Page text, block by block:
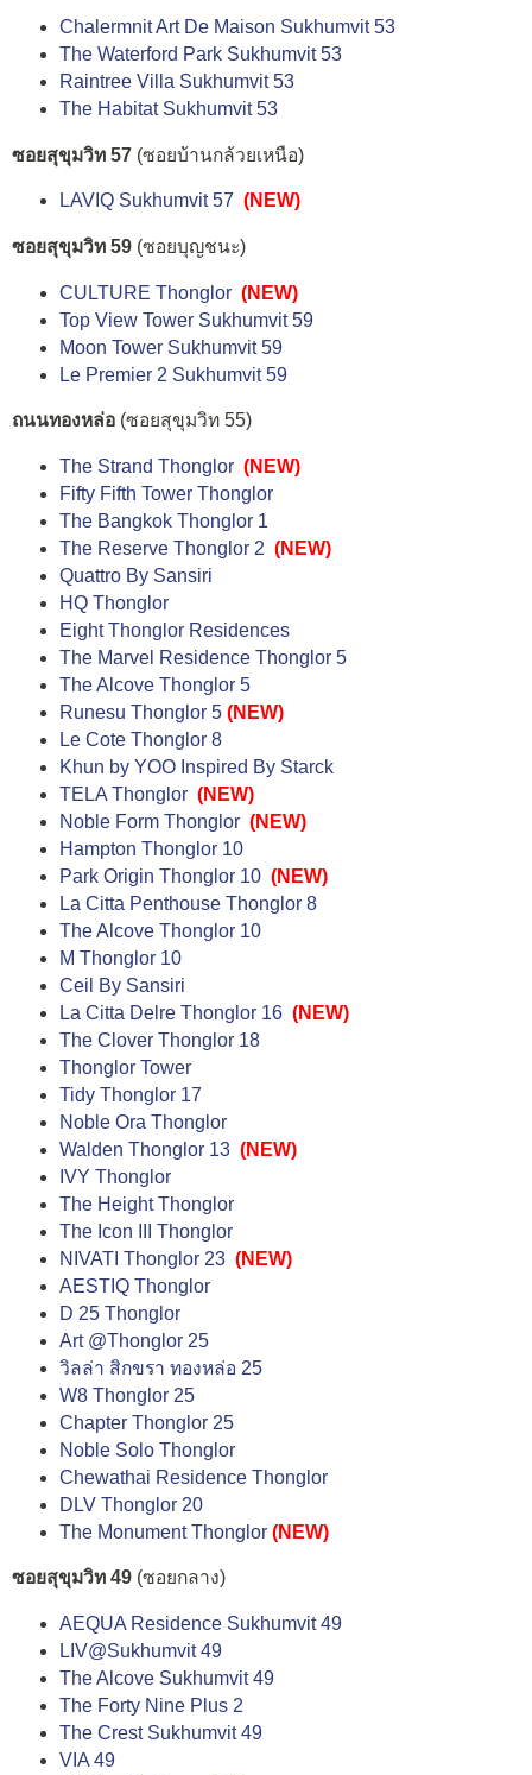
Chalermnit Art De Maison Sukhumvit 53
The Waterford Park Sukhumvit 53
Raintree Villa Sukhumvit 53
The Habitat Sukhumvit 53
ซอยสุขุมวิท 57 (ซอยบ้านกล้วยเหนือ)
LAVIQ Sukhumvit 57 (NEW)
ซอยสุขุมวิท 59 (ซอยบุญชนะ)
CULTURE Thonglor (NEW)
Top View Tower Sukhumvit 59
Moon Tower Sukhumvit 59
Le Premier 2 Sukhumvit 59
ถนนทองหล่อ (ซอยสุขุมวิท 55)
The Strand Thonglor (NEW)
Fifty Fifth Tower Thonglor
The Bangkok Thonglor 1
The Reserve Thonglor 2 (NEW)
Quattro By Sansiri
HQ Thonglor
Eight Thonglor Residences
The Marvel Residence Thonglor 5
The Alcove Thonglor 5
Runesu Thonglor 5 (NEW)
Le Cote Thonglor 8
Khun by YOO Inspired By Starck
TELA Thonglor (NEW)
Noble Form Thonglor (NEW)
Hampton Thonglor 10
Park Origin Thonglor 10 (NEW)
La Citta Penthouse Thonglor 8
The Alcove Thonglor 10
M Thonglor 10
Ceil By Sansiri
La Citta Delre Thonglor 16 (NEW)
The Clover Thonglor 18
Thonglor Tower
Tidy Thonglor 17
Noble Ora Thonglor
Walden Thonglor 13 (NEW)
IVY Thonglor
The Height Thonglor
The Icon III Thonglor
NIVATI Thonglor 23 (NEW)
AESTIQ Thonglor
D 25 Thonglor
Art @Thonglor 25
วิลล่า สิกขรา ทองหล่อ 25
W8 Thonglor 25
Chapter Thonglor 25
Noble Solo Thonglor
Chewathai Residence Thonglor
DLV Thonglor 20
The Monument Thonglor (NEW)
ซอยสุขุมวิท 49 (ซอยกลาง)
AEQUA Residence Sukhumvit 49
LIV@Sukhumvit 49
The Alcove Sukhumvit 49
The Forty Nine Plus 2
The Crest Sukhumvit 49
VIA 49